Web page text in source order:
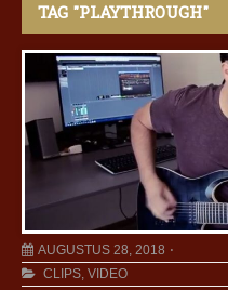
TAG "PLAYTHROUGH"
AUGUSTUS 28, 2018
CLIPS, VIDEO